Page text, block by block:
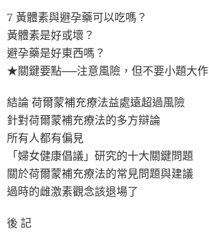
7 黃體素與避孕藥可以吃嗎？
黃體素是好或壞？
避孕藥是好東西嗎？
★關鍵要點──注意風險，但不要小題大作
結論 荷爾蒙補充療法益處遠超過風險
針對荷爾蒙補充療法的多方辯論
所有人都有偏見
「婦女健康倡議」研究的十大關鍵問題
關於荷爾蒙補充療法的常見問題與建議
過時的雌激素觀念該退場了
後 記